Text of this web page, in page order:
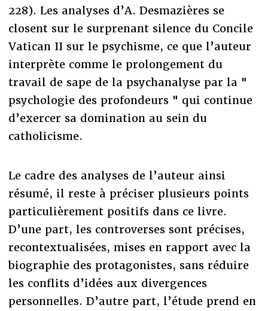
228). Les analyses d’A. Desmazières se
closent sur le surprenant silence du Concile
Vatican II sur le psychisme, ce que l’auteur
interprète comme le prolongement du
travail de sape de la psychanalyse par la "
psychologie des profondeurs " qui continue
d’exercer sa domination au sein du
catholicisme.
Le cadre des analyses de l’auteur ainsi
résumé, il reste à préciser plusieurs points
particulièrement positifs dans ce livre.
D’une part, les controverses sont précises,
recontextualisées, mises en rapport avec la
biographie des protagonistes, sans réduire
les conflits d’idées aux divergences
personnelles. D’autre part, l’étude prend en